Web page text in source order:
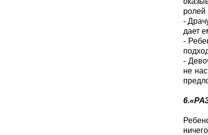
ролей
-
дает
-
-
не